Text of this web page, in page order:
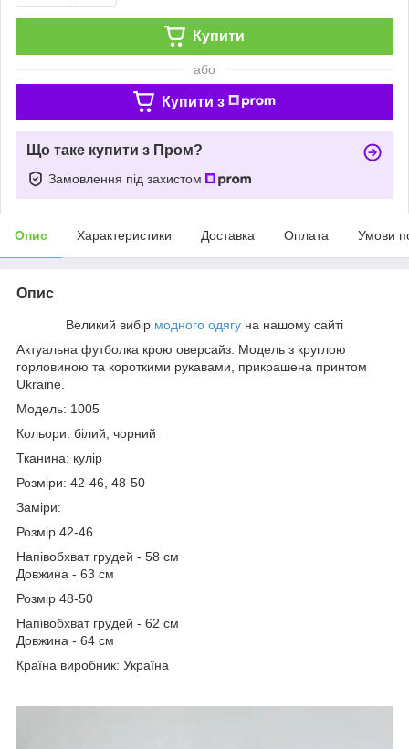
Купити
або
Купити з
Що таке купити з Пром?
Замовлення під захистом
Опис Характеристики Доставка Оплата Умови
Опис
Великий вибір модного одягу на нашому сайті
Актуальна футболка крою оверсайз. Модель з круглою
горловиною та короткими рукавами, прикрашена принтом
Ukraine.
Модель: 1005
Кольори: білий, чорний
Тканина: кулір
Розміри: 42-46, 48-50
Заміри:
Розмір 42-46
Напівобхват грудей - 58 см
Довжина - 63 см
Розмір 48-50
Напівобхват грудей - 62 см
Довжина - 64 см
Країна виробник: Україна